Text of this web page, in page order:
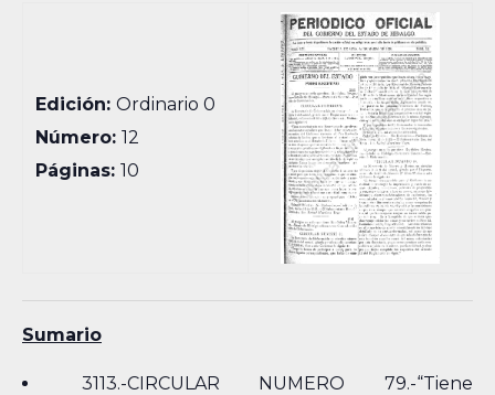
Edición:Ordinario 0
Número:12
Páginas:10
Sumario
3113.-CIRCULAR NUMERO 79.-“Tiene